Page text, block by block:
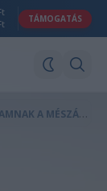
TÁMOGATÁS
2
,3 MILLIÁRDOT FIZETETT VISSZA AZ ÁLLAMNAK A MÉSZÁROS LŐRINCHEZ KÖTHETŐ MAGÁNTŐKEALAP